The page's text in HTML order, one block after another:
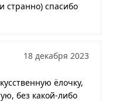
странно) спасибо
18 декабря 2023
ёлочку,
без какой-либо